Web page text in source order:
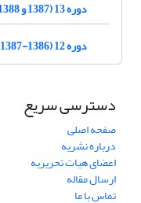
دوره 13 (1387 و 1388)
دوره 12 (1386-1387)
دسترسی سریع
صفحه اصلی
درباره نشریه
اعضای هیات تحریریه
ارسال مقاله
تماس با ما